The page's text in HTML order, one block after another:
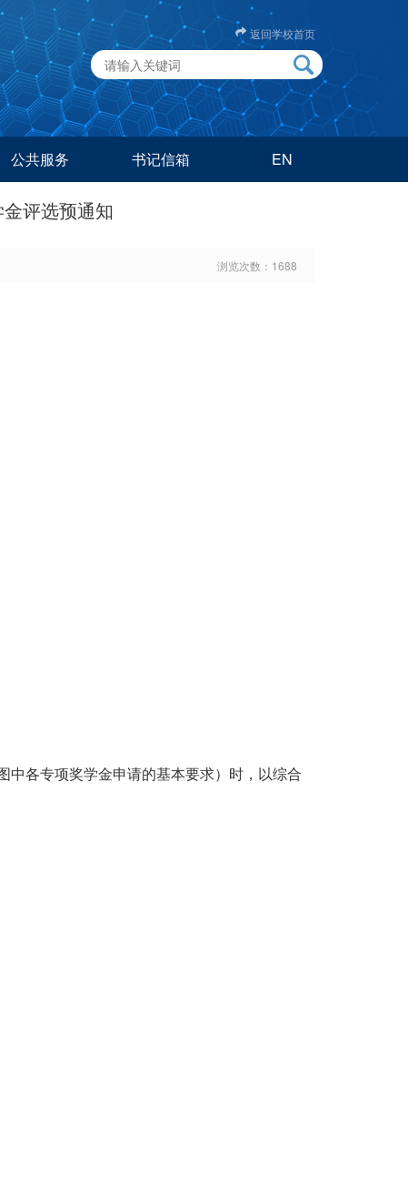
返回学校首页
公共服务 书记信箱 EN
评选预通知
浏览次数： 1688
中各专项奖学金申请的基本要求）时，以综合